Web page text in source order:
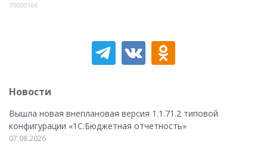
70000166
Новости
Вышла новая внеплановая версия 1.1.71.2 типовой
конфигурации «1C:Бюджетная отчетность»
07.08.2026